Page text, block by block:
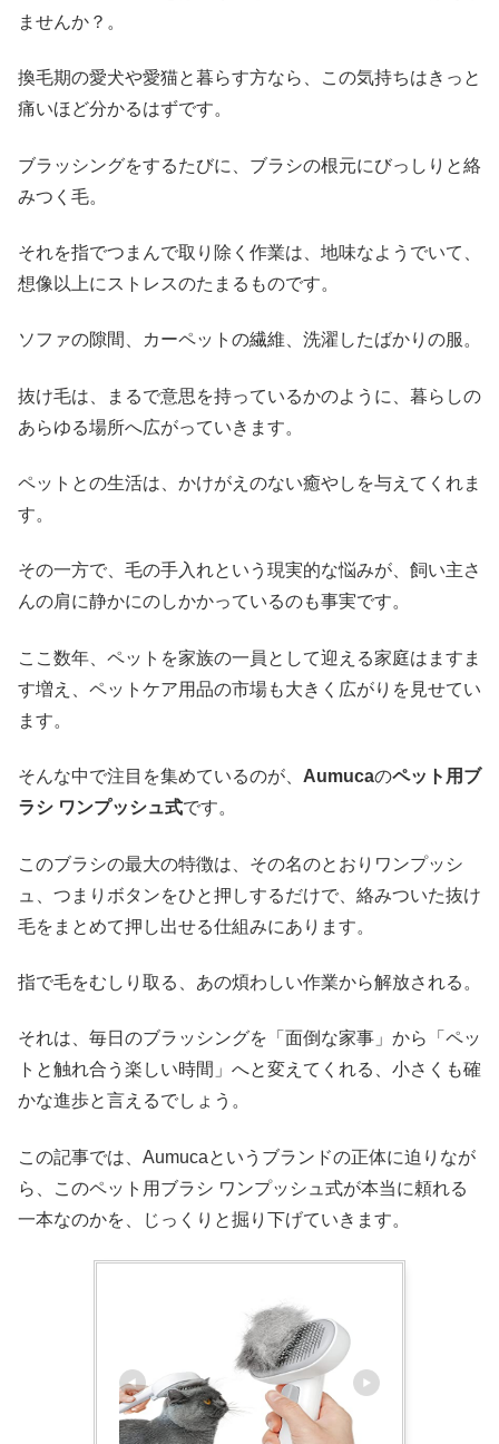
ませんか？。
換毛期の愛犬や愛猫と暮らす方なら、この気持ちはきっと
痛いほど分かるはずです。
ブラッシングをするたびに、ブラシの根元にびっしりと絡
みつく毛。
それを指でつまんで取り除く作業は、地味なようでいて、
想像以上にストレスのたまるものです。
ソファの隙間、カーペットの繊維、洗濯したばかりの服。
抜け毛は、まるで意思を持っているかのように、暮らしの
あらゆる場所へ広がっていきます。
ペットとの生活は、かけがえのない癒やしを与えてくれま
す。
その一方で、毛の手入れという現実的な悩みが、飼い主さ
んの肩に静かにのしかかっているのも事実です。
ここ数年、ペットを家族の一員として迎える家庭はますま
す増え、ペットケア用品の市場も大きく広がりを見せてい
ます。
そんな中で注目を集めているのが、 Aumucaのペット用ブ
ラシ ワンプッシュ式です。
このブラシの最大の特徴は、その名のとおりワンプッシ
ュ、つまりボタンをひと押しするだけで、絡みついた抜け
毛をまとめて押し出せる仕組みにあります。
指で毛をむしり取る、あの煩わしい作業から解放される。
それは、毎日のブラッシングを「面倒な家事」から「ペッ
トと触れ合う楽しい時間」へと変えてくれる、小さくも確
かな進歩と言えるでしょう。
この記事では、Aumucaというブランドの正体に迫りなが
ら、このペット用ブラシ ワンプッシュ式が本当に頼れる
一本なのかを、じっくりと掘り下げていきます。